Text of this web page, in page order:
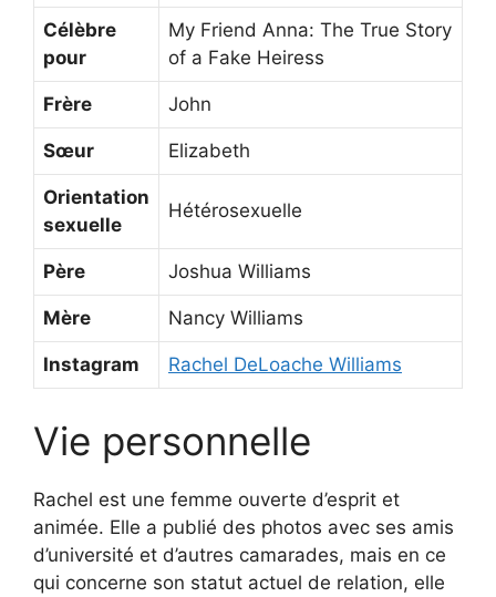
Célèbre
pour
My Friend Anna: The True Story
of a Fake Heiress
Frère John
Sœur Elizabeth
Orientation
sexuelle
Hétérosexuelle
Père Joshua Williams
Mère Nancy Williams
Instagram Rachel DeLoache Williams
Vie personnelle
Rachel est une femme ouverte d’esprit et
animée. Elle a publié des photos avec ses amis
d’université et d’autres camarades, mais en ce
qui concerne son statut actuel de relation, elle